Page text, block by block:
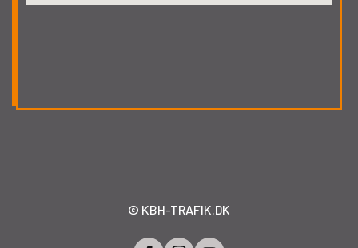
© KBH-TRAFIK.DK